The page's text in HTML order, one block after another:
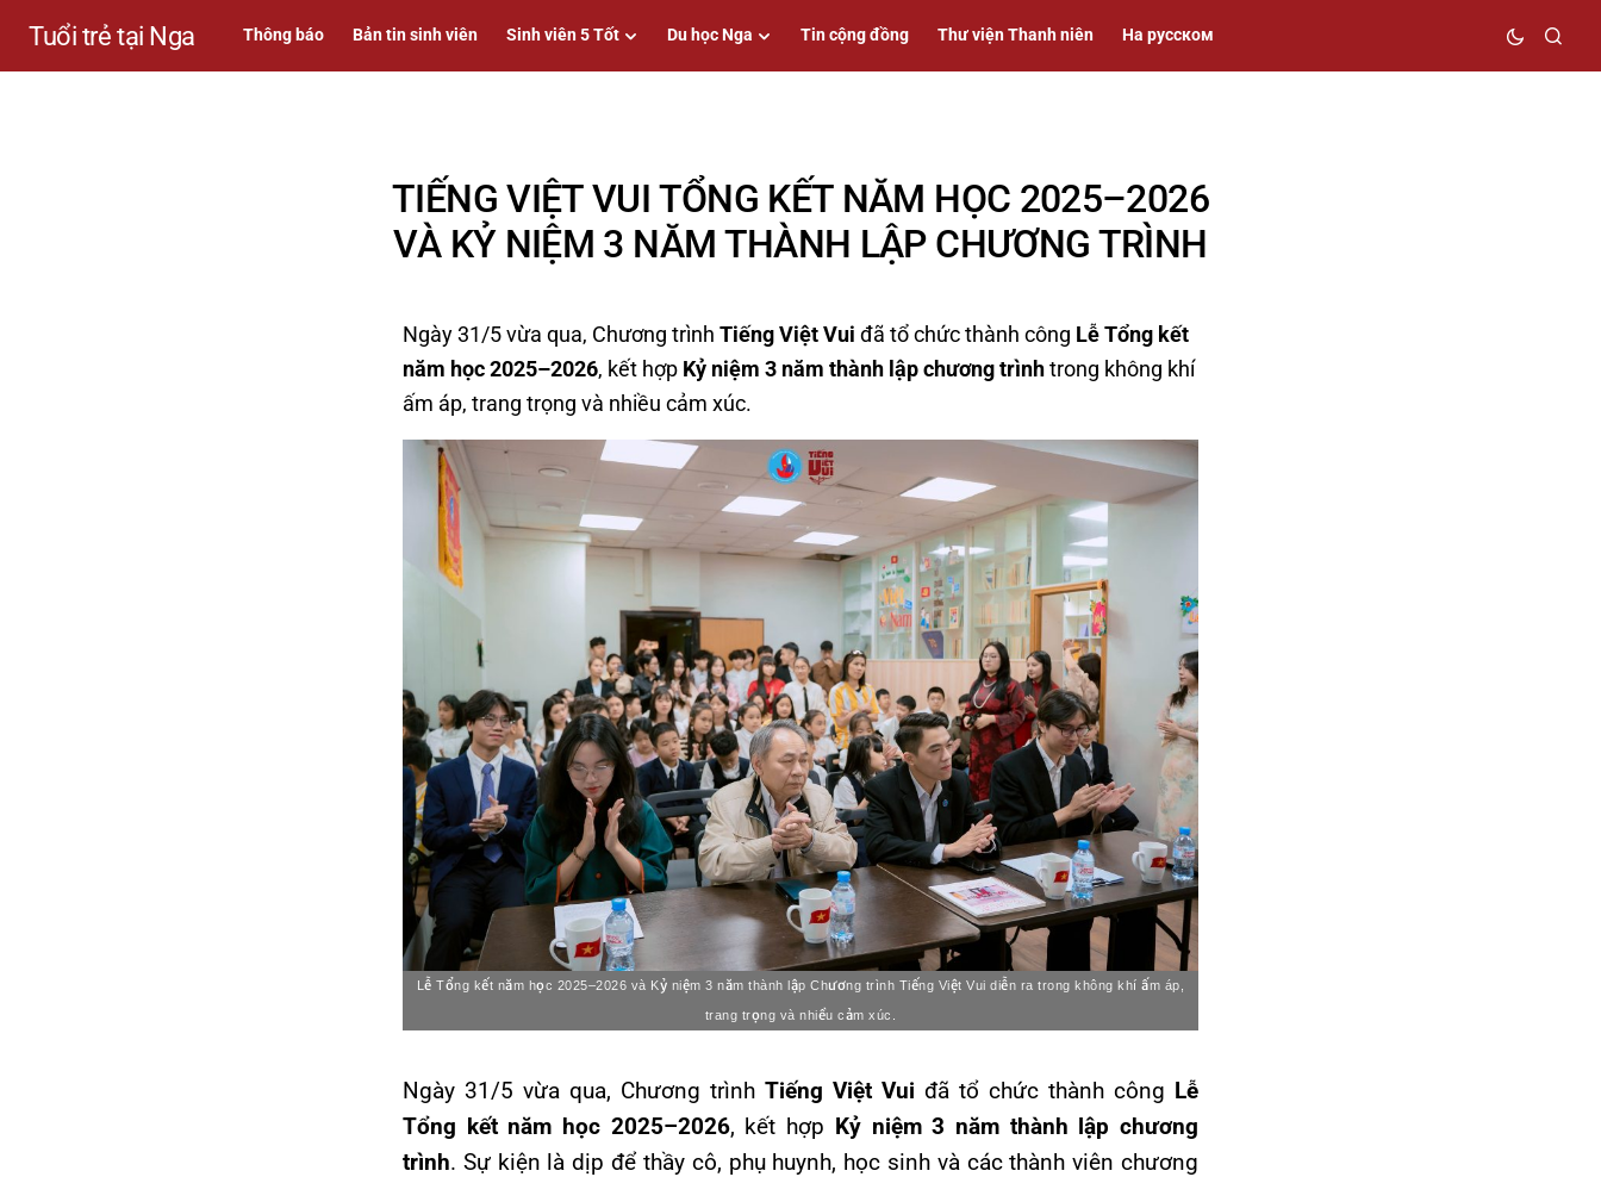
Tuổi trẻ tại Nga Thông báo Bản tin sinh viên Sinh viên 5 Tốt Du học Nga Tin cộng đồng Thư viện Thanh niên На русском
TIẾNG VIỆT VUI TỔNG KẾT NĂM HỌC 2025–2026
VÀ KỶ NIỆM 3 NĂM THÀNH LẬP CHƯƠNG TRÌNH
Ngày 31/5 vừa qua, Chương trình Tiếng Việt Vui đã tổ chức thành công Lễ Tổng kết
năm học 2025–2026, kết hợp Kỷ niệm 3 năm thành lập chương trìnhtrong không khí
ấm áp, trang trọng và nhiều cảm xúc.
Lễ Tổng kết năm học 2025–2026 và Kỷ niệm 3 năm thành lập Chương trình Tiếng Việt Vui diễn ra trong không khí ấm áp,
trang trọng và nhiều cảm xúc.
Ngày 31/5 vừa qua, Chương trình Tiếng Việt Vui đã tổ chức thành công Lễ
Tổng kết năm học 2025–2026, kết hợp Kỷ niệm 3 năm thành lập chương
trình. Sự kiện là dịp để thầy cô, phụ huynh, học sinh và các thành viên chương